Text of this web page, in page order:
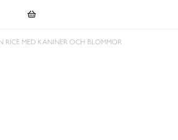
RICE MED KANINER OCH BLOMMOR